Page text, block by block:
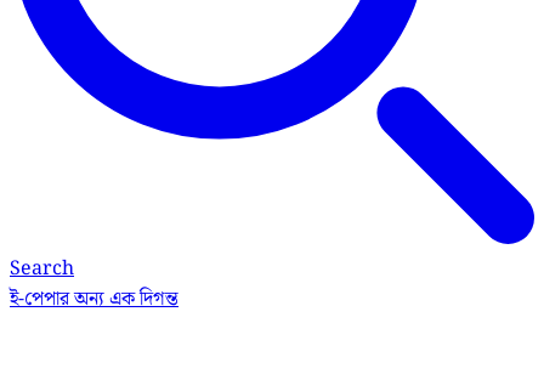
Search
ই-পেপারঅন্য এক দিগন্ত